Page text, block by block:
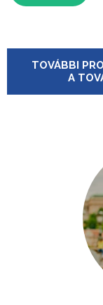
TOVÁBBI
A